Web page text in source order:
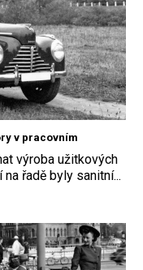
v pracovním
výroba užitkových
řadě byly sanitní...